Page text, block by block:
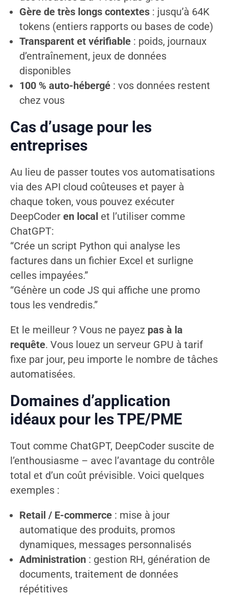
Gère de très longs contextes : jusqu’à 64K
tokens (entiers rapports ou bases de code)
Transparent et vérifiable : poids, journaux
d’entraînement, jeux de données
disponibles
100 % auto-hébergé : vos données restent
chez vous
Cas d’usage pour les
entreprises
Au lieu de passer toutes vos automatisations
via des API cloud coûteuses et payer à
chaque token, vous pouvez exécuter
DeepCoder en local et l’utiliser comme
ChatGPT:
“Crée un script Python qui analyse les
factures dans un fichier Excel et surligne
celles impayées.”
“Génère un code JS qui affiche une promo
tous les vendredis.”
Et le meilleur ? Vous ne payez pas à la
requête. Vous louez un serveur GPU à tarif
fixe par jour, peu importe le nombre de tâches
automatisées.
Domaines d’application
idéaux pour les TPE/PME
Tout comme ChatGPT, DeepCoder suscite de
l’enthousiasme – avec l’avantage du contrôle
total et d’un coût prévisible. Voici quelques
exemples :
Retail / E-commerce : mise à jour
automatique des produits, promos
dynamiques, messages personnalisés
Administration : gestion RH, génération de
documents, traitement de données
répétitives